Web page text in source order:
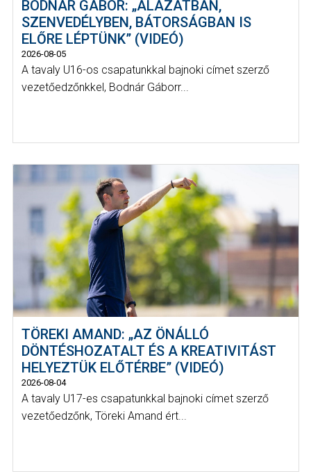
BODNÁR GÁBOR: „ALÁZATBAN,
SZENVEDÉLYBEN, BÁTORSÁGBAN IS
ELŐRE LÉPTÜNK” (VIDEÓ)
2026-08-05
A tavaly U16-os csapatunkkal bajnoki címet szerző
vezetőedzőnkkel, Bodnár Gáborr...
TÖREKI AMAND: „AZ ÖNÁLLÓ
DÖNTÉSHOZATALT ÉS A KREATIVITÁST
HELYEZTÜK ELŐTÉRBE” (VIDEÓ)
2026-08-04
A tavaly U17-es csapatunkkal bajnoki címet szerző
vezetőedzőnk, Töreki Amand ért...